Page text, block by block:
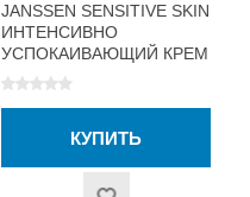
JANSSEN SENSITIVE SKIN
ИНТЕНСИВНО
УСПОКАИВАЮЩИЙ КРЕМ
50МЛ